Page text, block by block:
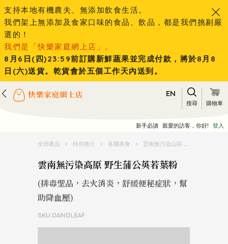
支持本地有機農夫、無添加飲食生活。
我們架上無添加及食家口味的食品、飲品，都是我們挑剔嚴
選的！
我們是「快樂家庭網上店」。
8月6日(四)23:59前訂購新鮮蔬果並完成付款，將於8月8
日(六)送貨。乾貨會於五個工作天內送到。
EN
搜尋 購物車
新手必讀 親愛的訪客，你好! 登入
全部產品 › 特別推介 › 各國美食 › 雲南無污染山區 手採野生菇菌 頂級茶葉
雲南無污染高原 野生蒲公英若葉粉
(排毒聖品，去火消炎，舒緩便秘症狀，幫
助降血壓)
SKU:DANDLEAF